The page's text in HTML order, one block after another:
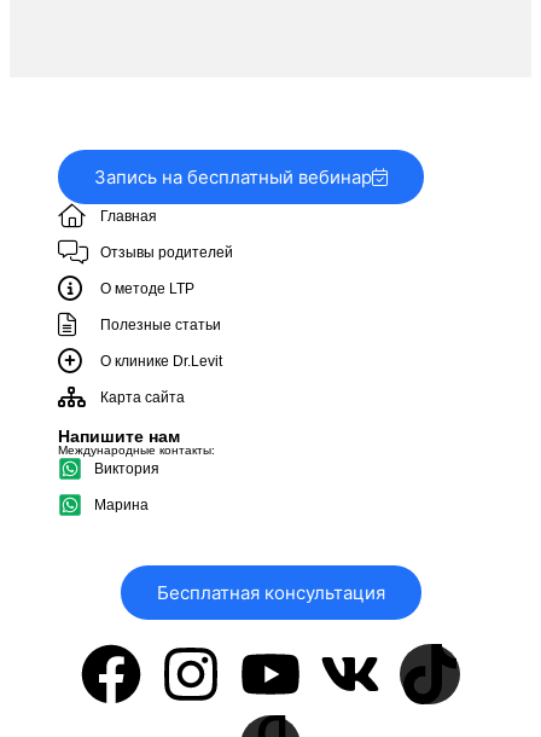
Запись на бесплатный вебинар
Главная
Отзывы родителей
О методе LTP
Полезные статьи
О клинике Dr.Levit
Карта сайта
Напишите нам
Международные контакты:
Виктория
Марина
Бесплатная консультация